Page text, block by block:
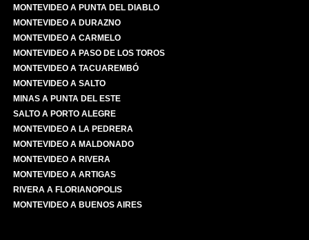
MONTEVIDEO A PUNTA DEL DIABLO
MONTEVIDEO A DURAZNO
MONTEVIDEO A CARMELO
MONTEVIDEO A PASO DE LOS TOROS
MONTEVIDEO A TACUAREMBÓ
MONTEVIDEO A SALTO
MINAS A PUNTA DEL ESTE
SALTO A PORTO ALEGRE
MONTEVIDEO A LA PEDRERA
MONTEVIDEO A MALDONADO
MONTEVIDEO A RIVERA
MONTEVIDEO A ARTIGAS
RIVERA A FLORIANOPOLIS
MONTEVIDEO A BUENOS AIRES